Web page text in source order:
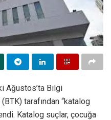
Ağustos’ta Bilgi
tarafından “katalog
Katalog suçlar, çocuğa